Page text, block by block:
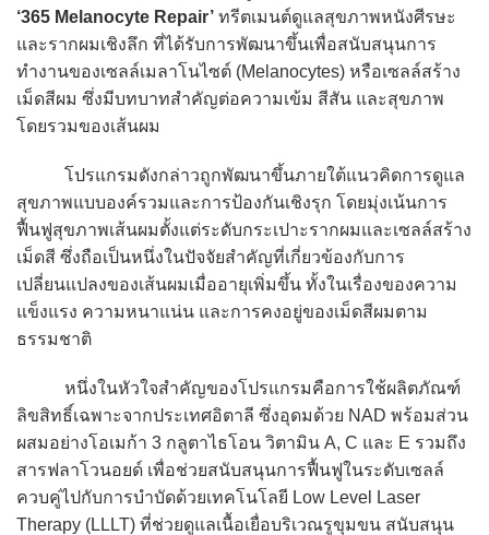
‘365 Melanocyte Repair’ ทรีตเมนต์ดูแลสุขภาพหนังศีรษะ
และรากผมเชิงลึก ที่ได้รับการพัฒนาขึ้นเพื่อสนับสนุนการ
ทำงานของเซลล์เมลาโนไซต์ (Melanocytes) หรือเซลล์สร้าง
เม็ดสีผม ซึ่งมีบทบาทสำคัญต่อความเข้ม สีสัน และสุขภาพ
โดยรวมของเส้นผม
โปรแกรมดังกล่าวถูกพัฒนาขึ้นภายใต้แนวคิดการดูแล
สุขภาพแบบองค์รวมและการป้องกันเชิงรุก โดยมุ่งเน้นการ
ฟื้นฟูสุขภาพเส้นผมตั้งแต่ระดับกระเปาะรากผมและเซลล์สร้าง
เม็ดสี ซึ่งถือเป็นหนึ่งในปัจจัยสำคัญที่เกี่ยวข้องกับการ
เปลี่ยนแปลงของเส้นผมเมื่ออายุเพิ่มขึ้น ทั้งในเรื่องของความ
แข็งแรง ความหนาแน่น และการคงอยู่ของเม็ดสีผมตาม
ธรรมชาติ
หนึ่งในหัวใจสำคัญของโปรแกรมคือการใช้ผลิตภัณฑ์
ลิขสิทธิ์เฉพาะจากประเทศอิตาลี ซึ่งอุดมด้วย NAD พร้อมส่วน
ผสมอย่างโอเมก้า 3 กลูตาไธโอน วิตามิน A, C และ E รวมถึง
สารฟลาโวนอยด์ เพื่อช่วยสนับสนุนการฟื้นฟูในระดับเซลล์
ควบคู่ไปกับการบำบัดด้วยเทคโนโลยี Low Level Laser
Therapy (LLLT) ที่ช่วยดูแลเนื้อเยื่อบริเวณรูขุมขน สนับสนุน